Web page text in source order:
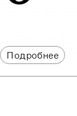
Подробнее